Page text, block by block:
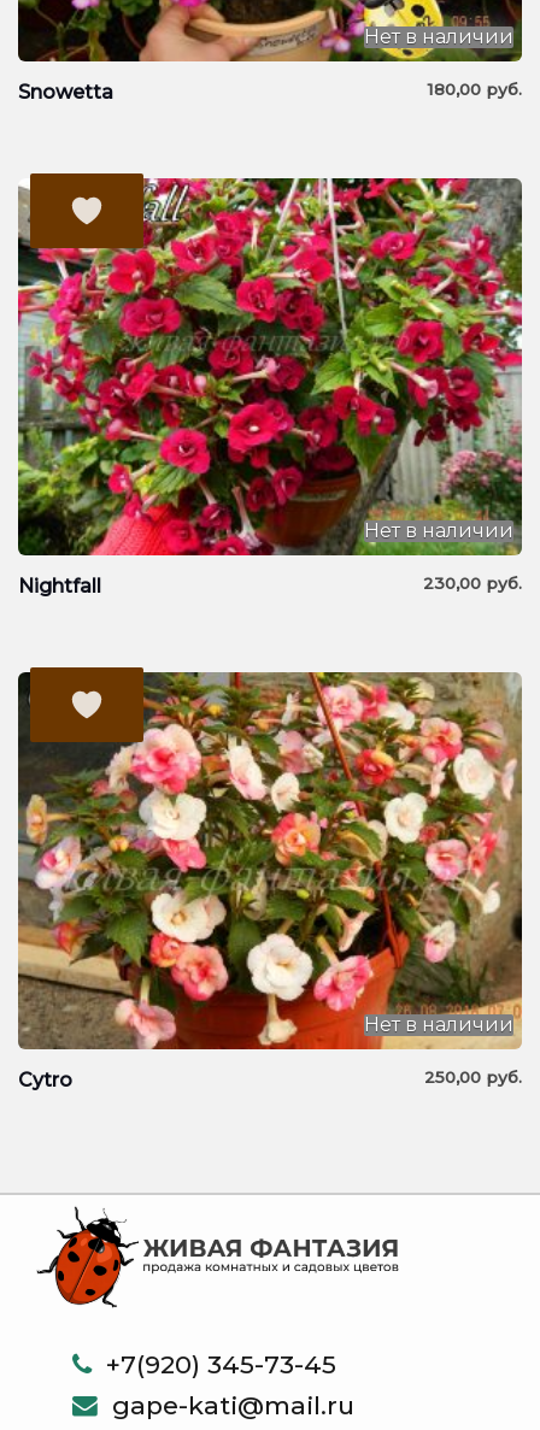
Snowetta 180,00 руб.
Нет в наличии
Nightfall 230,00 руб.
Нет в наличии
Cytro 250,00 руб.
Нет в наличии
+7(920) 345-73-45
gape-kati@mail.ru